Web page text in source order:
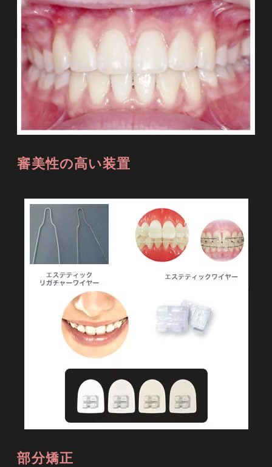
審美性の高い装置
部分矯正